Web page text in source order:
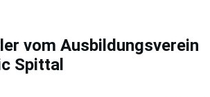
vom Ausbildungsverein
Spittal